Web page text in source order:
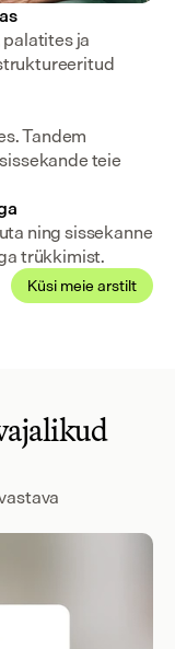
Küsi meie arstilt
ja
Tandem
teie
ning sissekanne
trükkimist.